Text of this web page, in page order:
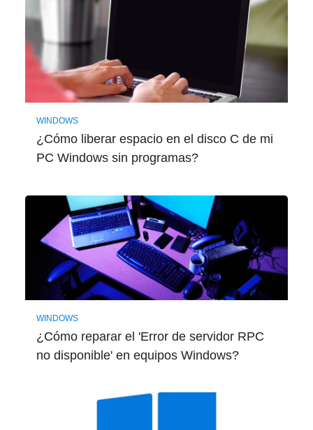
WINDOWS
¿Cómo liberar espacio en el disco C de mi
PC Windows sin programas?
WINDOWS
¿Cómo reparar el 'Error de servidor RPC
no disponible' en equipos Windows?